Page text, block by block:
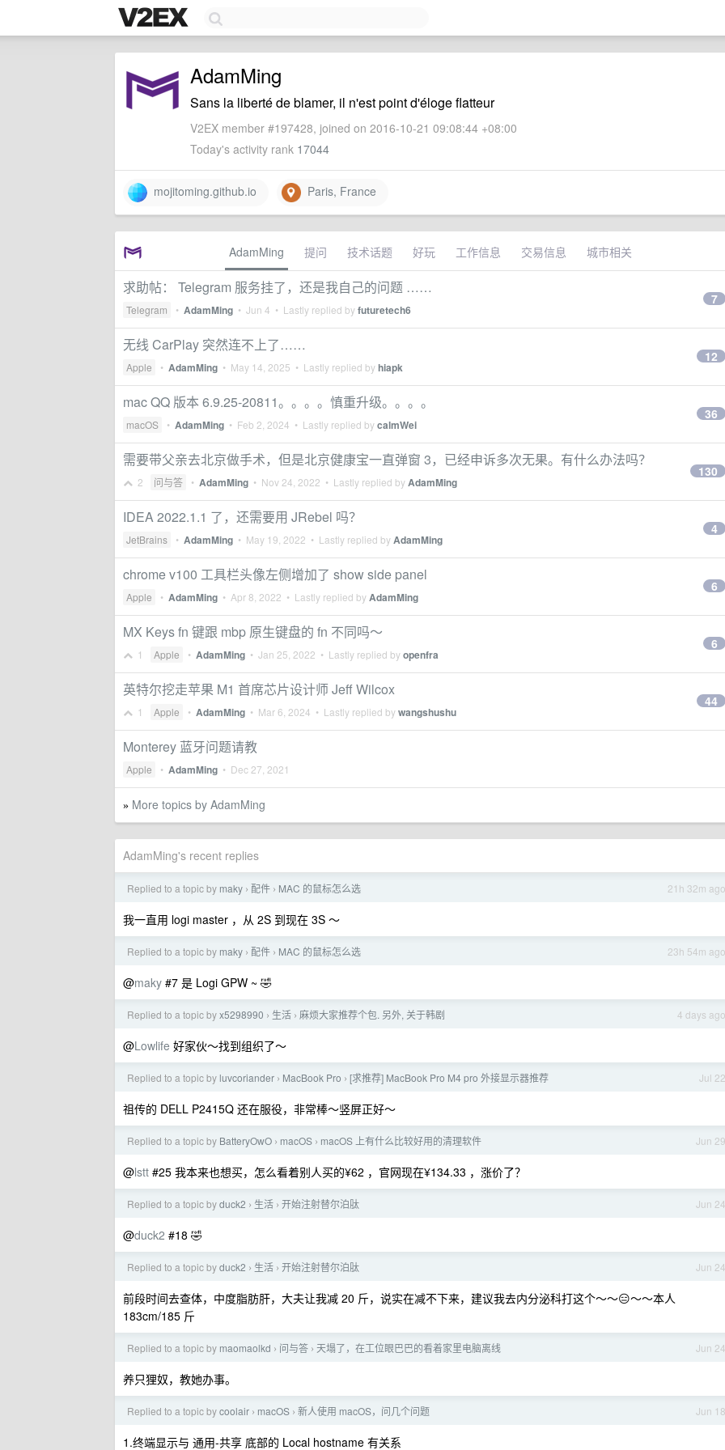
AdamMing
Sans la liberté de blamer, il n'est point d'éloge flatteur
V2EX member #197428, joined on 2016-10-21 09:08:44 +08:00
Today's activity rank 17044
mojitoming.github.io Paris, France
AdamMing 提问 技术话题 好玩 工作信息 交易信息 城市相关
求助帖： Telegram 服务挂了，还是我自己的问题 ……
Telegram • AdamMing • Jun 4 • Lastly replied byfuturetech6
7
无线 CarPlay 突然连不上了……
Apple • AdamMing • May 14, 2025 • Lastly replied byhiapk
12
mac QQ 版本 6.9.25-20811。。。。慎重升级。。。。
macOS • AdamMing • Feb 2, 2024 • Lastly replied bycalmWei
36
需要带父亲去北京做手术，但是北京健康宝一直弹窗 3，已经申诉多次无果。有什么办法吗？
2 问与答 • AdamMing • Nov 24, 2022 • Lastly replied byAdamMing
130
IDEA 2022.1.1 了，还需要用 JRebel 吗？
JetBrains • AdamMing • May 19, 2022 • Lastly replied byAdamMing
4
chrome v100 工具栏头像左侧增加了 show side panel
Apple • AdamMing • Apr 8, 2022 • Lastly replied byAdamMing
6
MX Keys fn 键跟 mbp 原生键盘的 fn 不同吗～
1 Apple • AdamMing • Jan 25, 2022 • Lastly replied byopenfra
6
英特尔挖走苹果 M1 首席芯片设计师 Jeff Wilcox
1 Apple • AdamMing • Mar 6, 2024 • Lastly replied bywangshushu
44
Monterey 蓝牙问题请教
Apple • AdamMing • Dec 27, 2021
» More topics by AdamMing
AdamMing's recent replies
21h 32m ago
Replied to a topic by maky › 配件 › MAC 的鼠标怎么选
我一直用 logi master ，从 2S 到现在 3S ～
23h 54m ago
Replied to a topic by maky › 配件 › MAC 的鼠标怎么选
@maky #7 是 Logi GPW ~ 🤣
4 days ago
Replied to a topic byx5298990 › 生活 › 麻烦大家推荐个包. 另外, 关于韩剧
@Lowlife 好家伙～找到组织了～
Jul 22
Replied to a topic by luvcoriander › MacBook Pro › [求推荐] MacBook Pro M4 pro 外接显示器推荐
祖传的 DELL P2415Q 还在服役，非常棒～竖屏正好～
Jun 29
Replied to a topic by BatteryOwO › macOS › macOS 上有什么比较好用的清理软件
@lstt #25 我本来也想买，怎么看着别人买的¥62 ，官网现在¥134.33 ，涨价了？
Jun 24
Replied to a topic byduck2 › 生活 › 开始注射替尔泊肽
@duck2 #18 🤣
Jun 24
Replied to a topic byduck2 › 生活 › 开始注射替尔泊肽
前段时间去查体，中度脂肪肝，大夫让我减 20 斤，说实在减不下来，建议我去内分泌科打这个～～😑～～本人
183cm/185 斤
Jun 24
Replied to a topic by maomaolkd › 问与答 › 天塌了，在工位眼巴巴的看着家里电脑离线
养只狸奴，教她办事。
Jun 18
Replied to a topic bycoolair › macOS › 新人使用 macOS，问几个问题
1.终端显示与 通用-共享 底部的 Local hostname 有关系